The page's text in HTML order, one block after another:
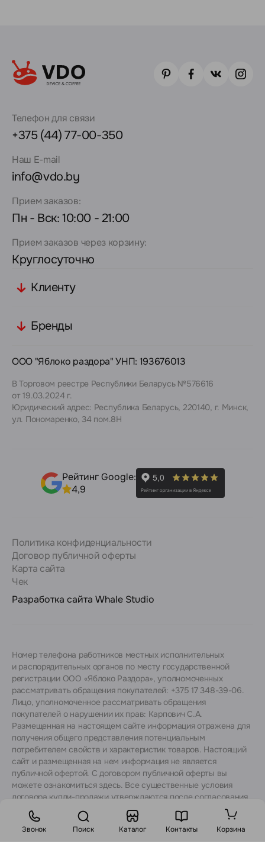
Телефон для связи
+375 (44) 77-00-350
Наш E-mail
info@vdo.by
Прием заказов:
Пн - Вск: 10:00 - 21:00
Прием заказов через корзину:
Круглосуточно
Клиенту
Бренды
ООО "Яблоко раздора" УНП: 193676013
В Торговом реестре Республики Беларусь №576616
от 19.03.2024 г.
Юридический адрес: Республика Беларусь, 220140, г. Минск,
ул. Пономаренко, 34 пом.8Н
Рейтинг Google:
4,9
Политика конфиденциальности
Договор публичной оферты
Карта сайта
Чек
Разработка сайта Whale Studio
Номер телефона работников местных исполнительных
и распорядительных органов по месту государственной
регистрации ООО «Яблоко Раздора», уполномоченных
рассматривать обращения покупателей: +375 17 348-39-06.
Лицо, уполномоченное рассматривать обращения
покупателей о нарушении их прав: Карпович С.А.
Размещенная на настоящем сайте информация отражена для
получения общего представления потенциальным
потребителем свойств и характеристик товаров. Настоящий
сайт и размещенная на нем информация не является
публичной офертой. С договором публичной оферты вы
можете ознакомиться здесь. Все существенные условия
договора купли-продажи утверждаются после согласования
с консультантами.
Звонок Поиск Каталог Контакты Корзина